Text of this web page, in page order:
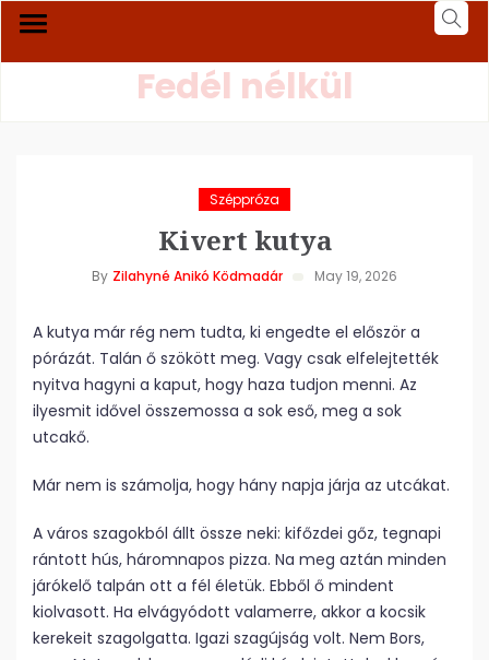
Fedél nélkül
Széppróza
Kivert kutya
By Zilahyné Anikó Ködmadár May 19, 2026
A kutya már rég nem tudta, ki engedte el először a
pórázát. Talán ő szökött meg. Vagy csak elfelejtették
nyitva hagyni a kaput, hogy haza tudjon menni. Az
ilyesmit idővel összemossa a sok eső, meg a sok
utcakő.
Már nem is számolja, hogy hány napja járja az utcákat.
A város szagokból állt össze neki: kifőzdei gőz, tegnapi
rántott hús, háromnapos pizza. Na meg aztán minden
járókelő talpán ott a fél életük. Ebből ő mindent
kiolvasott. Ha elvágyódott valamerre, akkor a kocsik
kerekeit szagolgatta. Igazi szagújság volt. Nem Bors,